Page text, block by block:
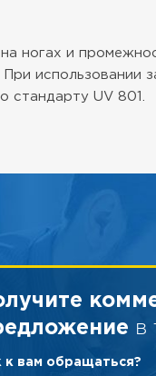
ногах и
использовании
UV 801.
в
к вам обращаться?